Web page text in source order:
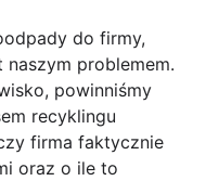
do firmy,
problemem.
powinniśmy
recyklingu
firma faktycznie
oraz o ile to